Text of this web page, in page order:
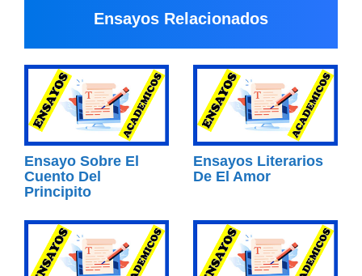
Ensayos Relacionados
Ensayo Sobre El
Cuento Del
Principito
Ensayos Literarios
De El Amor